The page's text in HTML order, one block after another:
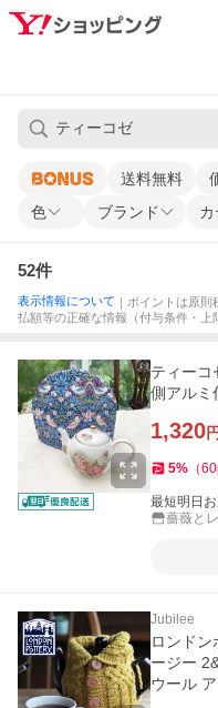
送料無料
色 ブランド カ
52件
表示情報について ｜ポイントは原
払額等の正確な情報（付与条件・
ティーコ
側アルミ
1,320円
5% （60
最短明日
薔薇と
Jubilee
ロンドン
ージー
ウール